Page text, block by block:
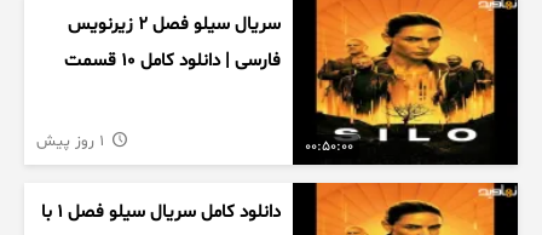
00:50:00
سریال سیلو فصل ۲ زیرنویس
فارسی | دانلود کامل ۱۰ قسمت
دانلود کامل سریال سیلو فصل ۱ با